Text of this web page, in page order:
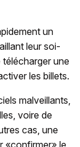
un
leur soi-
une
les billets.
malveillants,
voire de
cas, une